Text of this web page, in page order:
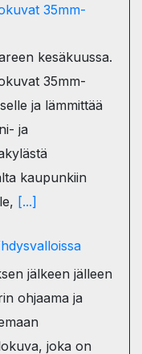
35mm-
kesäkuussa.
35mm-
ja lämmittää
ja
kaupunkiin
[...]
jälkeen jälleen
ohjaama ja
joka on